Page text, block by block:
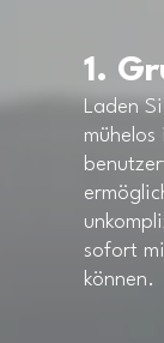
1.
Laden
mühelos
sofort
können.